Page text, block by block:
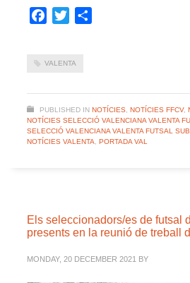
Facebook
Twitter
VALENTA
PUBLISHED IN NOTÍCIES, NOTÍCIES FFCV,
NOTÍCIES SELECCIÓ VALENCIANA VALENTA
SELECCIÓ VALENCIANA VALENTA FUTSAL
NOTÍCIES VALENTA
PORTADA VAL
Els seleccionadors/es de futsal
presents en la reunió de treball
MONDAY, 20 DECEMBER 2021 BY